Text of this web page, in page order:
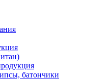
батончики